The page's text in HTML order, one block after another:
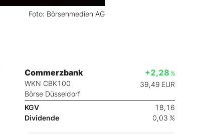
Foto: Börsenmedien AG
Commerzbank
WKN CBK100
Börse Düsseldorf
+2,28 %
39,49 EUR
KGV
18,16
Dividende
0,03 %